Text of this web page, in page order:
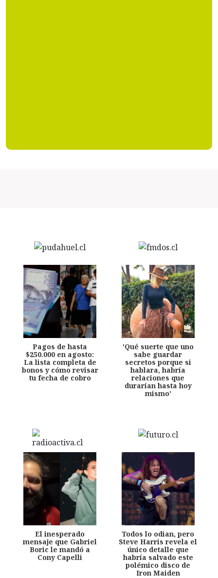
Pagos de hasta
$250.000 en agosto:
La lista completa de
bonos y cómo revisar
tu fecha de cobro
'Qué suerte que uno
sabe guardar
secretos porque si
hablara, habría
relaciones que
durarían hasta hoy
mismo'
El inesperado
mensaje que Gabriel
Boric le mandó a
Cony Capelli
Todos lo odian, pero
Steve Harris revela el
único detalle que
habría salvado este
polémico disco de
Iron Maiden